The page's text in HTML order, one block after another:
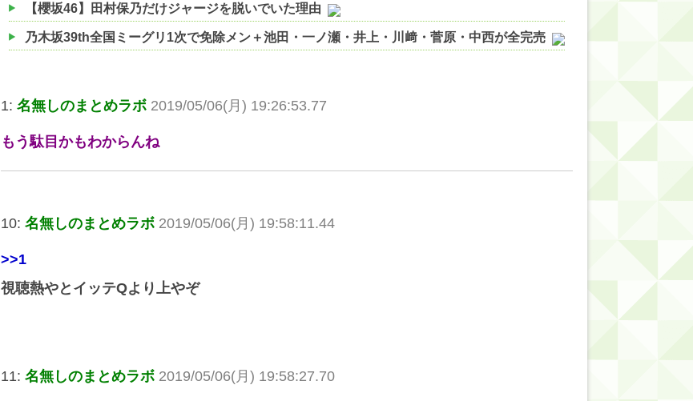
【櫻坂46】田村保乃だけジャージを脱いでいた理由
乃木坂39th全国ミーグリ1次で免除メン＋池田・一ノ瀬・井上・川﨑・菅原・中西が全完売
【櫻坂46】ミーグリで喧嘩！？山下瞳月、これはマジギレしてる
【速報】中村麗乃ちゃんの思い出、挙げてけwwwwwwwwwww
筒井あやめ、アレをチラリ。こういう偶然の方が官能的だよな？
Powered by livedoor 相互RSS
1: 名無しのまとめラボ 2019/05/06(月) 19:26:53.77
もう駄目かもわからんね
10: 名無しのまとめラボ 2019/05/06(月) 19:58:11.44
>>1
視聴熱やとイッテQより上やぞ
11: 名無しのまとめラボ 2019/05/06(月) 19:58:27.70